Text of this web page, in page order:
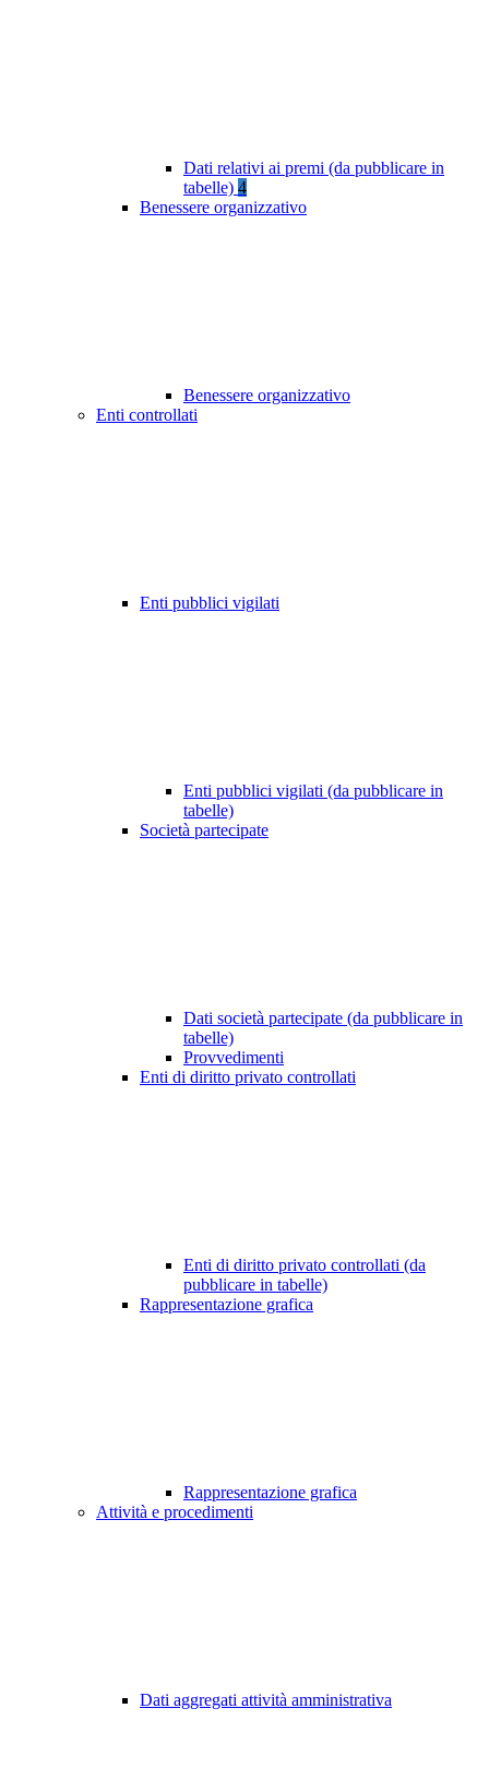
Dati relativi ai premi (da pubblicare in
tabelle) 4
Benessere organizzativo
Benessere organizzativo
Enti controllati
Enti pubblici vigilati
Enti pubblici vigilati (da pubblicare in
tabelle)
Società partecipate
Dati società partecipate (da pubblicare in
tabelle)
Provvedimenti
Enti di diritto privato controllati
Enti di diritto privato controllati (da
pubblicare in tabelle)
Rappresentazione grafica
Rappresentazione grafica
Attività e procedimenti
Dati aggregati attività amministrativa